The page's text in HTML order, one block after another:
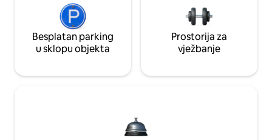
Besplatan parking
u sklopu objekta
Prostorija za
vježbanje